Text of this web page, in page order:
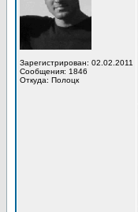
Зарегистрирован: 02.02.2011
Сообщения: 1846
Откуда: Полоцк